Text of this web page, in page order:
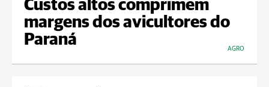
Custos altos comprimem
margens dos avicultores do
Paraná
AGRO